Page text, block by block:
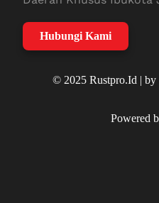
Hubungi Kami
© 2025 Rustpro.Id |
Powered